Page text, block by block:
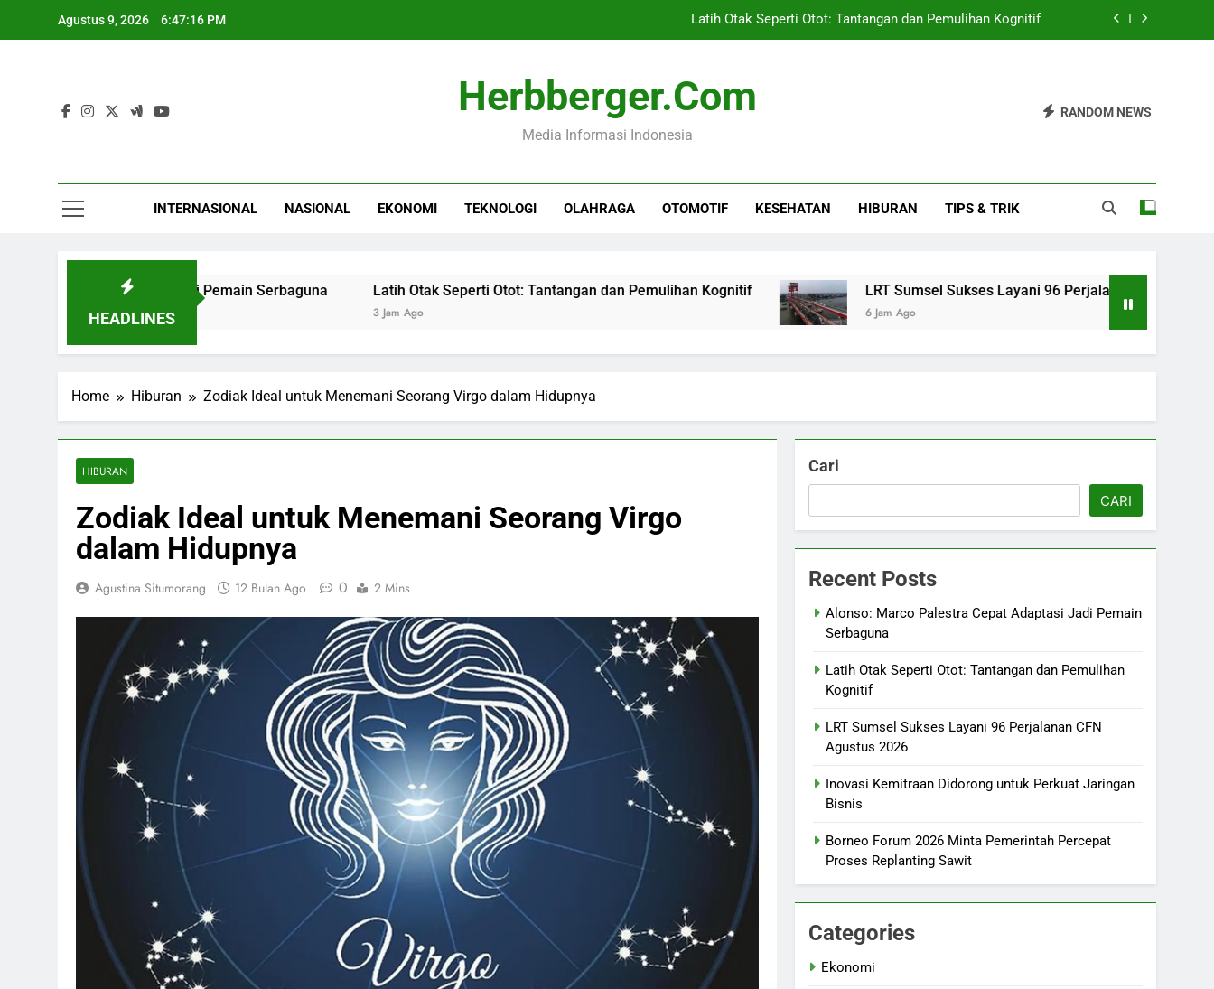
Agustus 9, 2026 6:47:17 PM Latih Otak Seperti Otot: Tantangan dan Pemulihan Kognitif
Inovasi Kemitraan Didorong untuk Perkuat Jaringan Bisnis
Alonso: Marco Palestra Cepat Adaptasi Jadi Pemain Serbaguna
LRT Sumsel Sukses Layani 96 Perjalanan CFN Agustus 2026
Herbberger.com
Media Informasi Indonesia
RANDOM NEWS
INTERNASIONAL NASIONAL EKONOMI TEKNOLOGI OLAHRAGA OTOMOTIF KESEHATAN HIBURAN TIPS & TRIK
HEADLINES
Adaptasi Jadi Pemain Serbaguna Latih Otak Seperti Otot: Tantangan dan Pemulihan Kognitif LRT Sumsel Sukses Layani 96 Perjalanan CFN Agustus 2026
6 Jam Ago
Home Hiburan Zodiak Ideal untuk Menemani Seorang Virgo dalam Hidupnya
HIBURAN
Zodiak Ideal untuk Menemani Seorang Virgo
dalam Hidupnya
Agustina Situmorang 12 Bulan Ago 0 2 Mins
Cari
CARI
Recent Posts
Alonso: Marco Palestra Cepat Adaptasi Jadi Pemain
Serbaguna
Latih Otak Seperti Otot: Tantangan dan Pemulihan
Kognitif
LRT Sumsel Sukses Layani 96 Perjalanan CFN
Agustus 2026
Inovasi Kemitraan Didorong untuk Perkuat Jaringan
Bisnis
Borneo Forum 2026 Minta Pemerintah Percepat
Proses Replanting Sawit
Categories
Ekonomi